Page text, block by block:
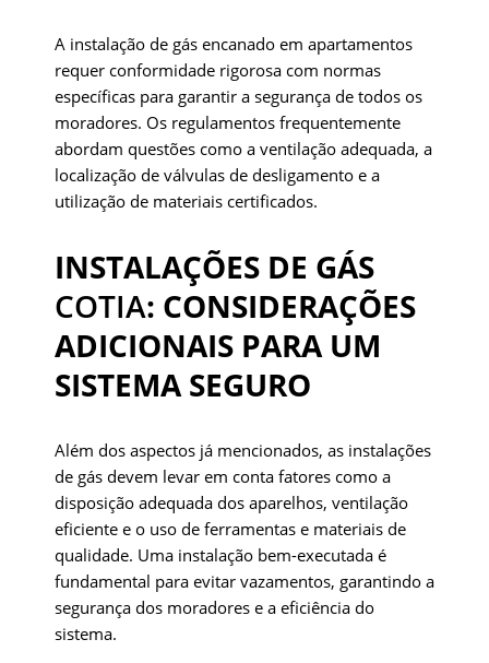
A instalação de gás encanado em apartamentos
requer conformidade rigorosa com normas
específicas para garantir a segurança de todos os
moradores. Os regulamentos frequentemente
abordam questões como a ventilação adequada, a
localização de válvulas de desligamento e a
utilização de materiais certificados.
INSTALAÇÕES DE GÁS
COTIA: CONSIDERAÇÕES
ADICIONAIS PARA UM
SISTEMA SEGURO
Além dos aspectos já mencionados, as instalações
de gás devem levar em conta fatores como a
disposição adequada dos aparelhos, ventilação
eficiente e o uso de ferramentas e materiais de
qualidade. Uma instalação bem-executada é
fundamental para evitar vazamentos, garantindo a
segurança dos moradores e a eficiência do
sistema.